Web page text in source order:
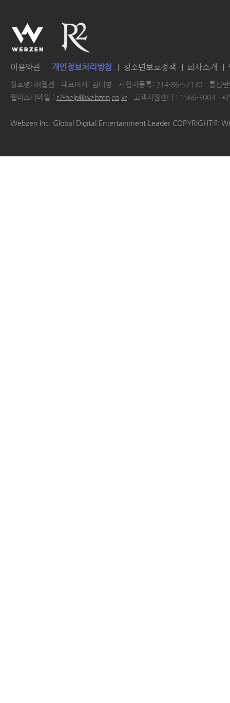
이용약관 개인정보처리방침 청소년보호정책 회사소개
상호명: ㈜웹젠 대표이사: 김태영 사업자등록: 214-86-57130
통신
웹마스터메일 : r2-help@webzen.co.kr 고객지원센터 : 1566-3003
Webzen Inc. Global Digital Entertainment Leader COPYRIGHTⓒ